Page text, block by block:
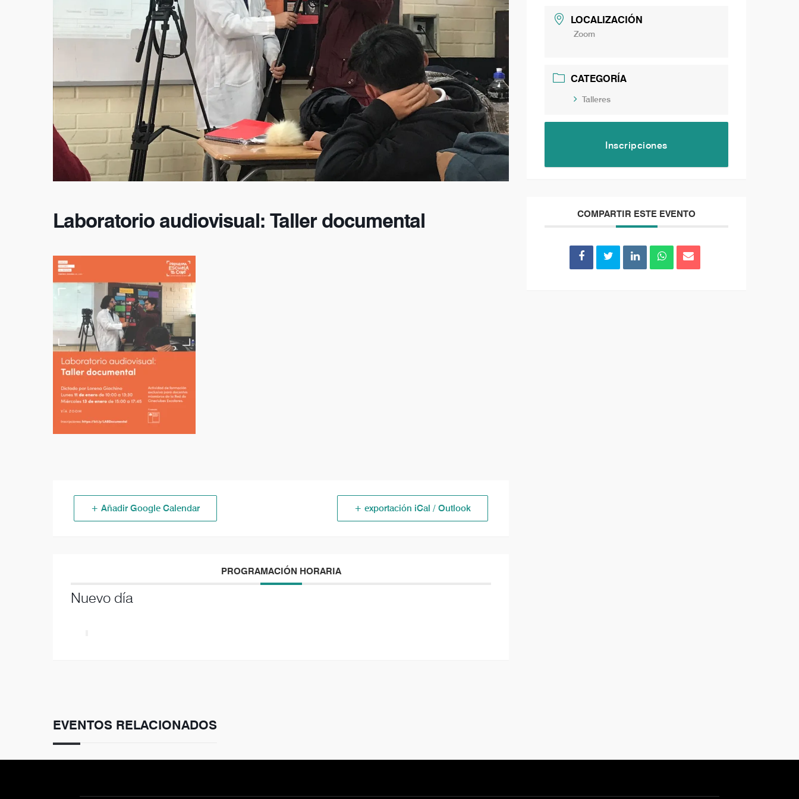
Laboratorio audiovisual: Taller documental
+ Añadir Google Calendar + exportación iCal / Outlook
PROGRAMACIÓN HORARIA
Nuevo día
LOCALIZACIÓN
Zoom
CATEGORÍA
Talleres
Inscripciones
COMPARTIR ESTE EVENTO
EVENTOS RELACIONADOS